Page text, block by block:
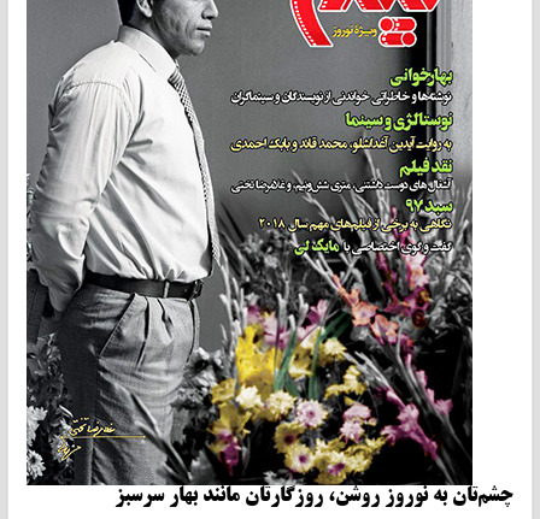
چشمتان به نوروز روشن، روزگارتان مانند بهار سرسبز